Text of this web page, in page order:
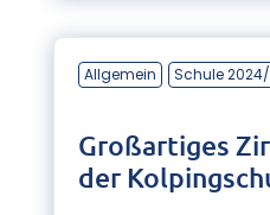
Allgemein Schule
Großartiges
der